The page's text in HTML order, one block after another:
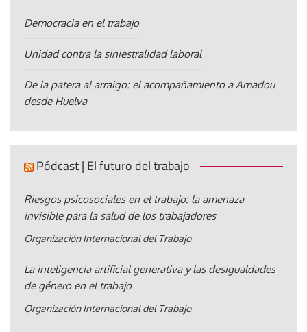
Democracia en el trabajo
Unidad contra la siniestralidad laboral
De la patera al arraigo: el acompañamiento a Amadou
desde Huelva
Pódcast | El futuro del trabajo
Riesgos psicosociales en el trabajo: la amenaza
invisible para la salud de los trabajadores
Organización Internacional del Trabajo
La inteligencia artificial generativa y las desigualdades
de género en el trabajo
Organización Internacional del Trabajo